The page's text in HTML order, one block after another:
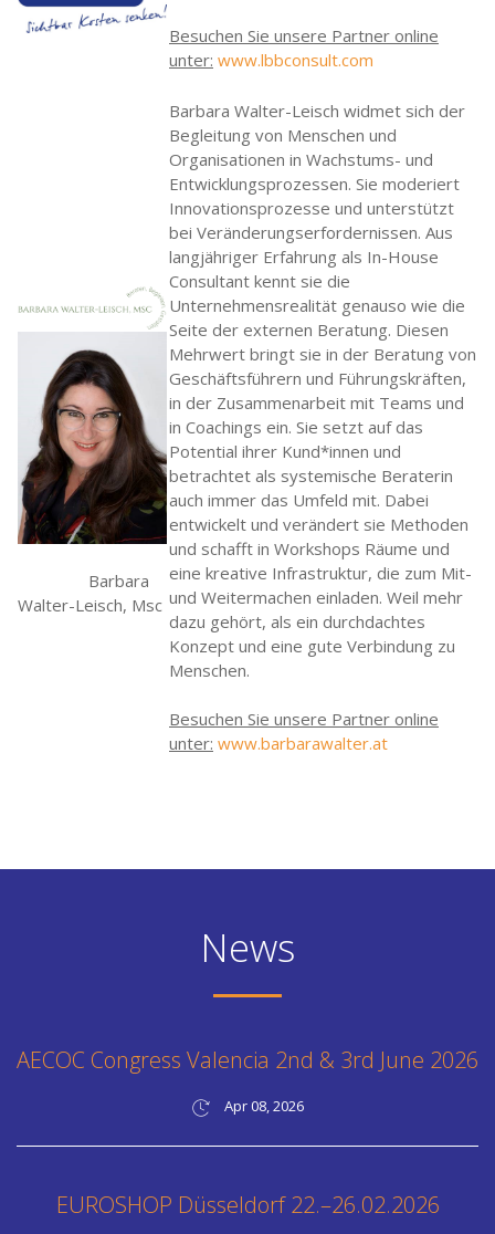
Besuchen Sie unsere Partner online
unter: www.lbbconsult.com
Barbara
Walter-Leisch, Msc
Barbara Walter-Leisch widmet sich der
Begleitung von Menschen und
Organisationen in Wachstums- und
Entwicklungsprozessen. Sie moderiert
Innovationsprozesse und unterstützt
bei Veränderungserfordernissen. Aus
langjähriger Erfahrung als In-House
Consultant kennt sie die
Unternehmensrealität genauso wie die
Seite der externen Beratung. Diesen
Mehrwert bringt sie in der Beratung von
Geschäftsführern und Führungskräften,
in der Zusammenarbeit mit Teams und
in Coachings ein. Sie setzt auf das
Potential ihrer Kund*innen und
betrachtet als systemische Beraterin
auch immer das Umfeld mit. Dabei
entwickelt und verändert sie Methoden
und schafft in Workshops Räume und
eine kreative Infrastruktur, die zum Mit-
und Weitermachen einladen. Weil mehr
dazu gehört, als ein durchdachtes
Konzept und eine gute Verbindung zu
Menschen.
Besuchen Sie unsere Partner online
unter: www.barbarawalter.at
News
AECOC Congress Valencia 2nd & 3rd June 2026
Apr 08, 2026
EUROSHOP Düsseldorf 22.–26.02.2026